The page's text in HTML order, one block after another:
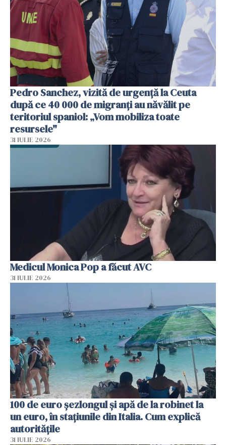
Pedro Sanchez, vizită de urgență la Ceuta
după ce 40 000 de migranți au năvălit pe
teritoriul spaniol: „Vom mobiliza toate
resursele"
31 IULIE 2026
Medicul Monica Pop a făcut AVC
31 IULIE 2026
100 de euro șezlongul și apă de la robinet la
un euro, în stațiunile din Italia. Cum explică
autoritățile
31 IULIE 2026